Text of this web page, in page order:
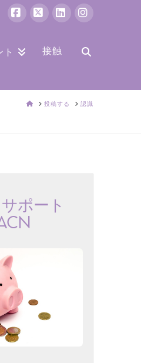
ェ
ス
ブ
ツ
ン
ト
イ
ン
タ
グ
ト 接触
家 投稿する 認識
ポート